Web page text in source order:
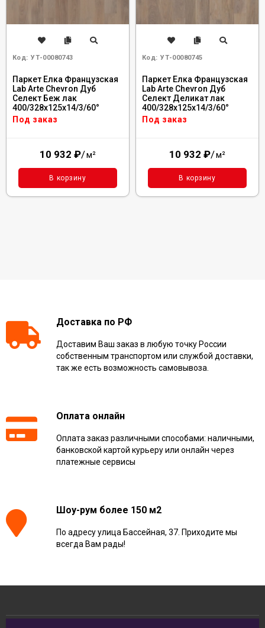
Код: УТ-00080743
Паркет Елка Французская
Lab Arte Chevron Дуб
Селект Беж лак
400/328х125х14/3/60°
Под заказ
10 932 ₽/м²
В корзину
Код: УТ-00080745
Паркет Елка Французская
Lab Arte Chevron Дуб
Селект Деликат лак
400/328х125х14/3/60°
Под заказ
10 932 ₽/м²
В корзину
Доставка по РФ
Доставим Ваш заказ в любую точку России
собственным транспортом или службой доставки,
так же есть возможность самовывоза.
Оплата онлайн
Оплата заказ различными способами: наличными,
банковской картой курьеру или онлайн через
платежные сервисы
Шоу-рум более 150 м2
По адресу улица Бассейная, 37. Приходите мы
всегда Вам рады!